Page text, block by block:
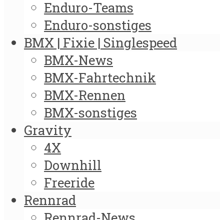
Enduro-Teams
Enduro-sonstiges
BMX | Fixie | Singlespeed
BMX-News
BMX-Fahrtechnik
BMX-Rennen
BMX-sonstiges
Gravity
4X
Downhill
Freeride
Rennrad